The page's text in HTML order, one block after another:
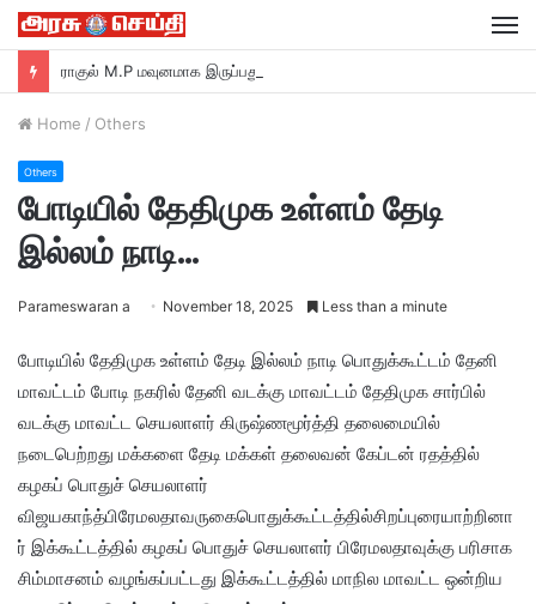
Home / Others
Others
போடியில் தேதிமுக உள்ளம் தேடி
இல்லம் நாடி…
Parameswaran a November 18, 2025 Less than a minute
போடியில் தேதிமுக உள்ளம் தேடி இல்லம் நாடி பொதுக்கூட்டம் தேனி
மாவட்டம் போடி நகரில் தேனி வடக்கு மாவட்டம் தேதிமுக சார்பில்
வடக்கு மாவட்ட செயலாளர் கிருஷ்ணமூர்த்தி தலைமையில்
நடைபெற்றது மக்களை தேடி மக்கள் தலைவன் கேப்டன் ரதத்தில்
கழகப் பொதுச் செயலாளர்
விஜயகாந்த்பிரேமலதாவருகைபொதுக்கூட்டத்தில்சிறப்புரையாற்றினா
ர் இக்கூட்டத்தில் கழகப் பொதுச் செயலாளர் பிரேமலதாவுக்கு பரிசாக
சிம்மாசனம் வழங்கப்பட்டது இக்கூட்டத்தில் மாநில மாவட்ட ஒன்றிய